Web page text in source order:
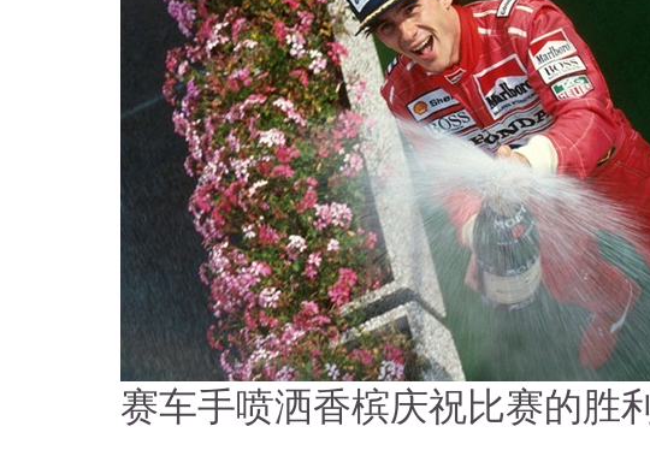
赛车手喷洒香槟庆祝比赛的胜利